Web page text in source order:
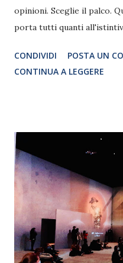
opinioni. Sceglie il palco.
porta tutti quanti
scelta del palco non
dell'emotività. Per il
Quando l'artista si
riesce più a distinguerlo
artista. SINOSSI Nel suo
Britney Spears" Giorgio
l'unico vero baluardo
che tiene in piedi il genere
Quando si è costretti ad...
CONDIVIDI
POSTA UN
CONTINUA A LEGGERE